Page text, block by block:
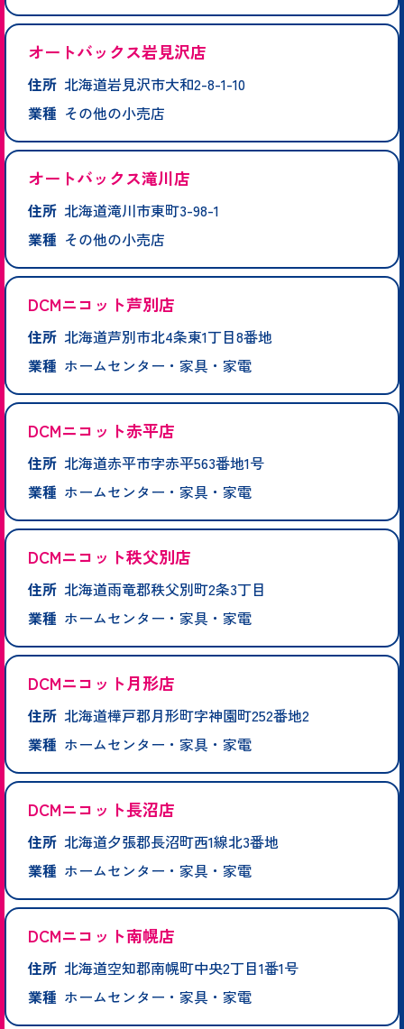
オートバックス岩見沢店
住所 北海道岩見沢市大和2-8-1-10
業種 その他の小売店
オートバックス滝川店
住所 北海道滝川市東町3-98-1
業種 その他の小売店
DCMニコット芦別店
住所 北海道芦別市北4条東1丁目8番地
業種 ホームセンター・家具・家電
DCMニコット赤平店
住所 北海道赤平市字赤平563番地1号
業種 ホームセンター・家具・家電
DCMニコット秩父別店
住所 北海道雨竜郡秩父別町2条3丁目
業種 ホームセンター・家具・家電
DCMニコット月形店
住所 北海道樺戸郡月形町字神園町252番地2
業種 ホームセンター・家具・家電
DCMニコット長沼店
住所 北海道夕張郡長沼町西1線北3番地
業種 ホームセンター・家具・家電
DCMニコット南幌店
住所 北海道空知郡南幌町中央2丁目1番1号
業種 ホームセンター・家具・家電